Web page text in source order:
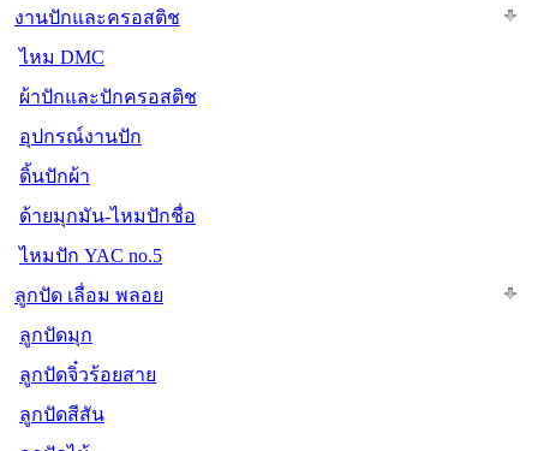
งานปักและครอสติช
ไหม DMC
ผ้าปักและปักครอสติช
อุปกรณ์งานปัก
ดิ้นปักผ้า
ด้ายมุกมัน-ไหมปักชื่อ
ไหมปัก YAC no.5
ลูกปัด เลื่อม พลอย
ลูกปัดมุก
ลูกปัดจิ๋วร้อยสาย
ลูกปัดสีสัน